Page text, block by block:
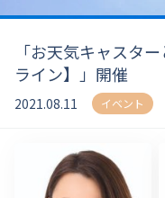
「お天気キャスタ
ライン】」開催
2021.08.11 イベント